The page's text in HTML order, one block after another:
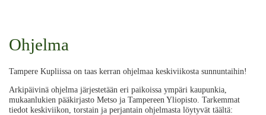
Ohjelma
Tampere Kupliissa on taas kerran ohjelmaa keskiviikosta sunnuntaihin!
Arkipäivinä ohjelma järjestetään eri paikoissa ympäri kaupunkia,
mukaanlukien pääkirjasto Metso ja Tampereen Yliopisto. Tarkemmat
tiedot keskiviikon, torstain ja perjantain ohjelmasta löytyvät täältä: